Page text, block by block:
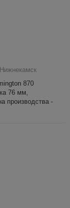
870
76 мм,
производства -